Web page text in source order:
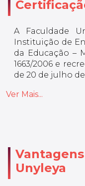
A Faculdade
Instituição de
da Educação –
1663/2006 e
de 20 de julho de
Ver Mais...
Unyleya